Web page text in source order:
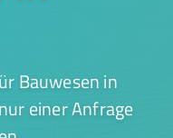
Bauwesen in
einer Anfrage